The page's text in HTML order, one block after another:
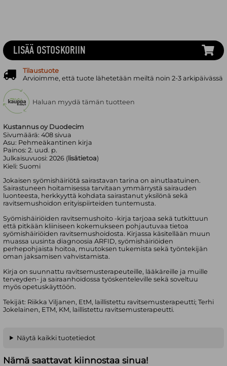
Kustannus oy Duodecim
Sivumäärä:408 sivua
Asu: Pehmeäkantinen kirja
Painos:2. uud. p.
Julkaisuvuosi:2026 ( lisätietoa)
Kieli:Suomi
Jokaisen syömishäiriötä sairastavan tarina on ainutlaatuinen.
Sairastuneen hoitamisessa tarvitaan ymmärrystä sairauden
luonteesta, herkkyyttä kohdata sairastanut yksilönä sekä
ravitsemushoidon erityispiirteiden tuntemusta.
Syömishäiriöiden ravitsemushoito -kirja tarjoaa sekä tutkittuun
että pitkään kliiniseen kokemukseen pohjautuvaa tietoa
syömishäiriöiden ravitsemushoidosta. Kirjassa käsitellään muun
muassa uusinta diagnoosia ARFID, syömishäiriöiden
perhepohjaista hoitoa, muutoksen tukemista sekä työntekijän
oman jaksamisen vahvistamista.
Kirja on suunnattu ravitsemusterapeuteille, lääkäreille ja muille
terveyden- ja sairaanhoidossa työskenteleville sekä soveltuu
myös opetuskäyttöön.
Tekijät: Riikka Viljanen, EtM, laillistettu ravitsemusterapeutti; Terhi
Jokelainen, ETM, KM, laillistettu ravitsemusterapeutti.
LISÄÄ OSTOSKORIIN
Tilaustuote
Arvioimme, että tuote lähetetään meiltä noin 2-3 arkipäivässä
Haluan myydä tämän tuotteen
Näytä kaikki tuotetiedot
Nämä saattavat kiinnostaa sinua!